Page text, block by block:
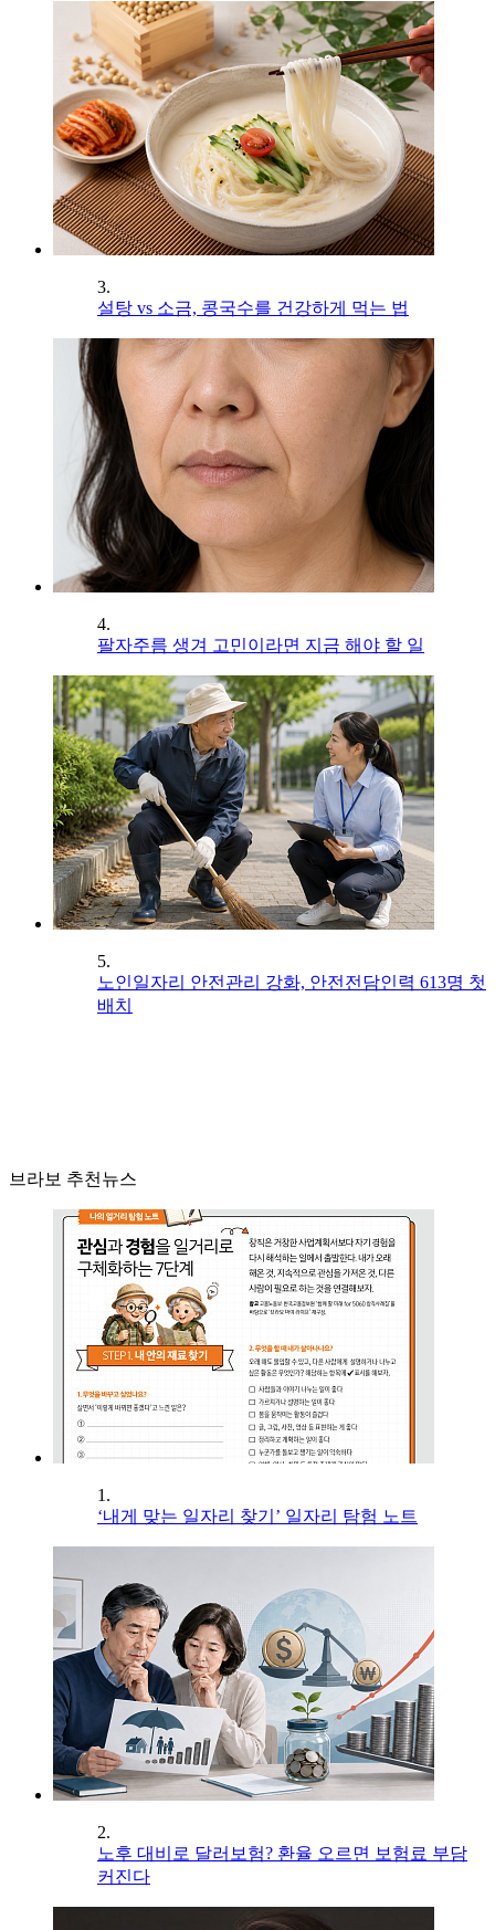
3.
설탕 vs 소금, 콩국수를 건강하게 먹는 법
4.
팔자주름 생겨 고민이라면 지금 해야 할 일
5.
노인일자리 안전관리 강화, 안전전담인력 613명 첫
배치
브라보 추천뉴스
1.
‘내게 맞는 일자리 찾기’ 일자리 탐험 노트
2.
노후 대비로 달러보험? 환율 오르면 보험료 부담
커진다